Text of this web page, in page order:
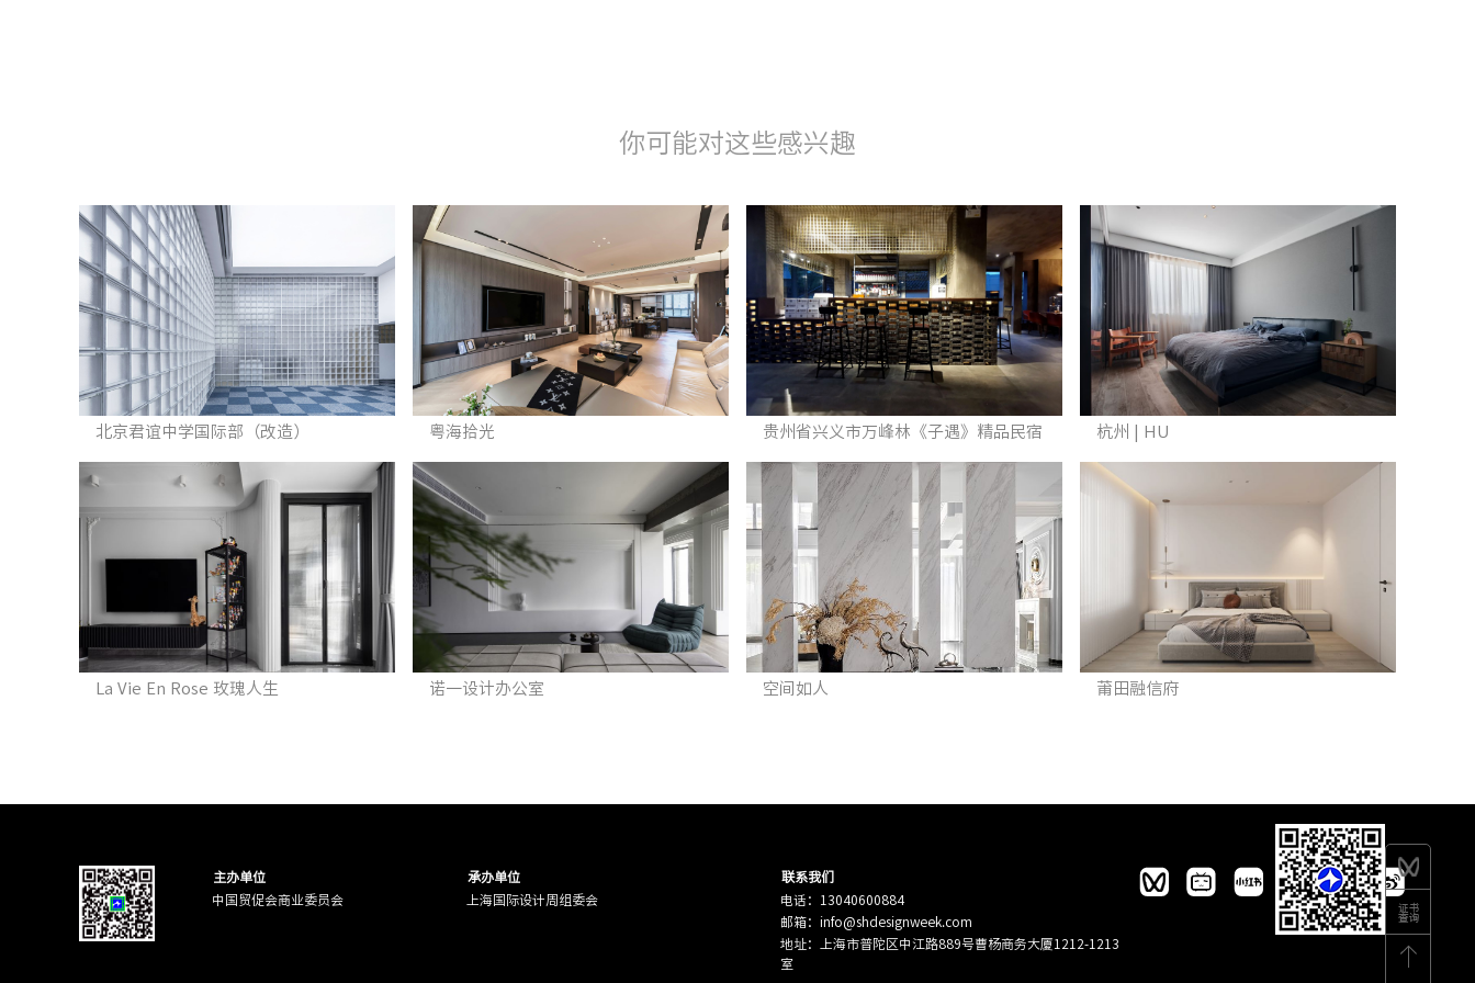
你可能对这些感兴趣
北京君谊中学国际部（改造） 粤海拾光 贵州省兴义市万峰林《子遇》精品民宿 杭州 | HU
La Vie En Rose 玫瑰人生 诺一设计办公室 空间如人 莆田融信府
主办单位 承办单位
联系我们
中国贸促会商业委员会
上海国际设计周组委会
电话：13040600884
邮箱：info@shdesignweek.com
地址：上海市普陀区中江路889号曹杨商务大厦1212-1213
室